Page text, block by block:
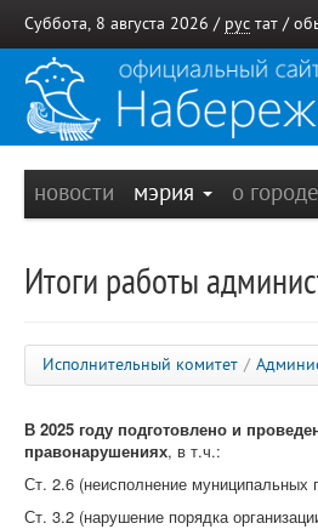
Суббота, 8 августа 2026 / рус тат /
новости мэрия о городе
Итоги работы
Исполнительный комитет /
В 2025 году подготовлено и
правонарушениях, в т.ч.:
Ст. 2.6 (неисполнение муниципальных
Ст. 3.2 (нарушение порядка